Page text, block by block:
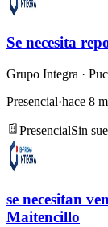
Se necesita
Grupo Integra ·
Presencial·hace 8
PresencialSin
se necesitan
Maitencillo